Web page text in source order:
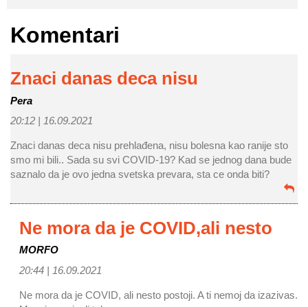
Komentari
Znaci danas deca nisu
Pera
20:12 | 16.09.2021
Znaci danas deca nisu prehlađena, nisu bolesna kao ranije sto
smo mi bili.. Sada su svi COVID-19? Kad se jednog dana bude
saznalo da je ovo jedna svetska prevara, sta ce onda biti?
Ne mora da je COVID,ali nesto
MORFO
20:44 | 16.09.2021
Ne mora da je COVID, ali nesto postoji. A ti nemoj da izazivas.